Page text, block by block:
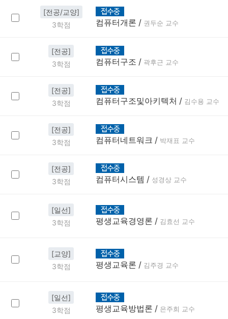
[전공/교양]
3학점
컴퓨터개론 / 권두순 교수
[전공]
3학점
컴퓨터구조 / 곽후근 교수
[전공]
3학점
컴퓨터구조및아키텍처 / 김수용 교수
[전공]
3학점
컴퓨터네트워크 / 박재표 교수
[전공]
3학점
컴퓨터시스템 / 성경상 교수
[일선]
3학점
평생교육경영론 / 김효선 교수
[교양]
3학점
평생교육론 / 김주경 교수
[일선]
3학점
평생교육방법론 / 은주희 교수